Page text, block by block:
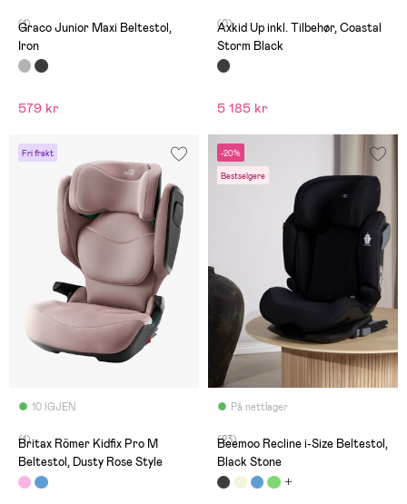
(1)
Graco Junior Maxi Beltestol,
Iron
579 kr
(0)
Axkid Up inkl. Tilbehør, Coastal
Storm Black
5 185 kr
Fri frakt
10 IGJEN
(1)
Britax Römer Kidfix Pro M
Beltestol, Dusty Rose Style
-20%
Bestselgere
På nettlager
(23)
Beemoo Recline i-Size Beltestol,
Black Stone